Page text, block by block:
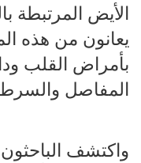
الأيض المرتبطة
يعانون من هذه
بأمراض القلب
المفاصل
واكتشف